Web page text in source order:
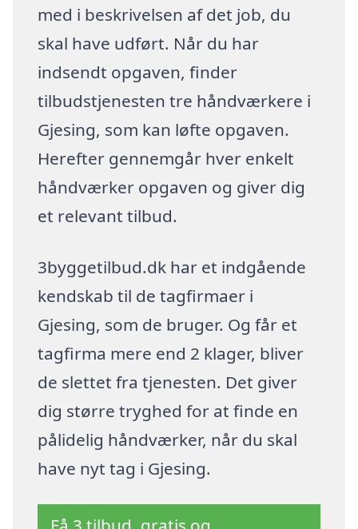
med i beskrivelsen af det job, du
skal have udført. Når du har
indsendt opgaven, finder
tilbudstjenesten tre håndværkere i
Gjesing, som kan løfte opgaven.
Herefter gennemgår hver enkelt
håndværker opgaven og giver dig
et relevant tilbud.
3byggetilbud.dk har et indgående
kendskab til de tagfirmaer i
Gjesing, som de bruger. Og får et
tagfirma mere end 2 klager, bliver
de slettet fra tjenesten. Det giver
dig større tryghed for at finde en
pålidelig håndværker, når du skal
have nyt tag i Gjesing.